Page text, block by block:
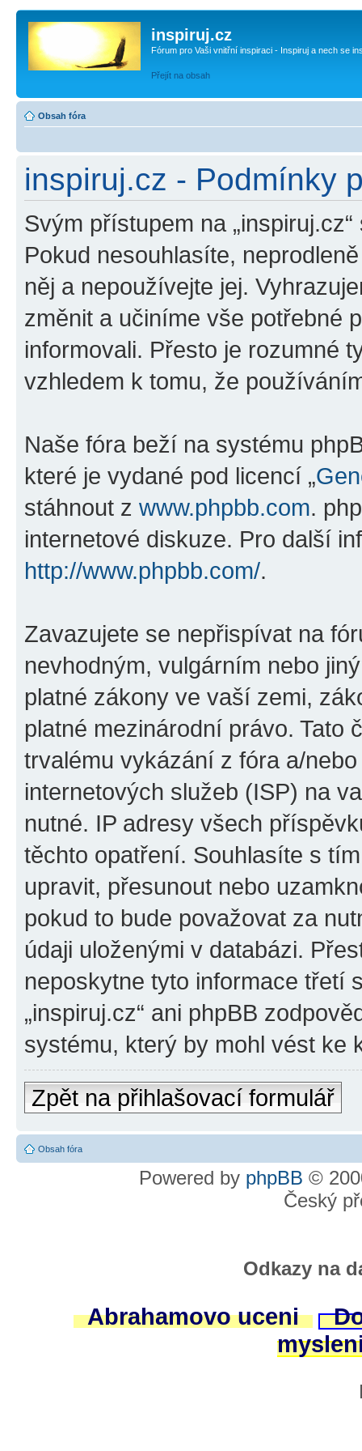
inspiruj.cz
Fórum pro Vaši vnitřní inspiraci - Inspiruj a nech se
Přejít na obsah
Obsah fóra
inspiruj.cz - Podmínky
Svým přístupem na
Pokud nesouhlasíte,
něj a nepoužívejte jej.
změnit a učiníme vše potřebné
informovali. Přesto je rozumné
vzhledem k tomu, že
Naše fóra beží na systému
které je vydané pod licencí „
stáhnout z www.phpbb.com.
internetové diskuze. Pro další
http://www.phpbb.com/.
Zavazujete se nepřispívat na
nevhodným, vulgárním nebo
platné zákony ve vaší zemi,
platné mezinárodní právo. Tato
trvalému vykázání z fóra a/
internetových služeb (ISP) na
nutné. IP adresy všech
těchto opatření. Souhlasíte s
upravit, přesunout nebo
pokud to bude považovat za
údaji uloženými v databázi.
neposkytne tyto informace třetí
„inspiruj.cz“ ani phpBB
systému, který by mohl vést ke
Zpět na přihlašovací formulář
Obsah fóra
Powered by phpBB ©
Český
Odkazy na
Abrahamovo uceni